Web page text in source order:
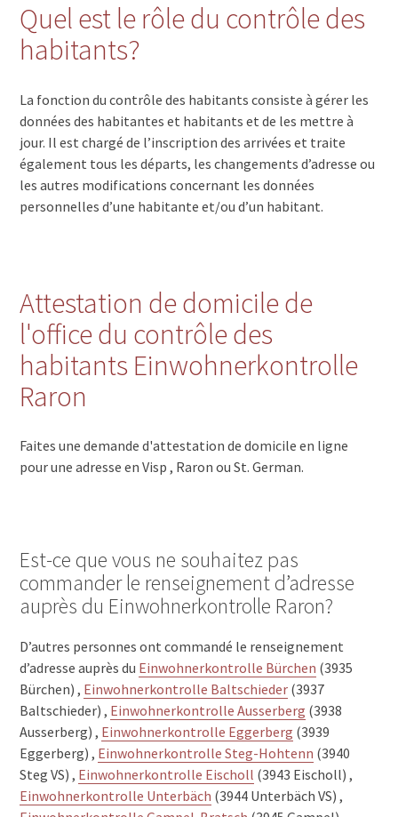
Quel est le rôle du contrôle des
habitants?
La fonction du contrôle des habitants consiste à gérer les
données des habitantes et habitants et de les mettre à
jour. Il est chargé de l’inscription des arrivées et traite
également tous les départs, les changements d’adresse ou
les autres modifications concernant les données
personnelles d’une habitante et/ou d’un habitant.
Attestation de domicile de
l'office du contrôle des
habitants Einwohnerkontrolle
Raron
Faites une demande d'attestation de domicile en ligne
pour une adresse en Visp , Raron ou St. German.
Est-ce que vous ne souhaitez pas
commander le renseignement d’adresse
auprès du Einwohnerkontrolle Raron?
D’autres personnes ont commandé le renseignement
d’adresse auprès du Einwohnerkontrolle Bürchen (3935
Bürchen) , Einwohnerkontrolle Baltschieder (3937
Baltschieder) , Einwohnerkontrolle Ausserberg (3938
Ausserberg) , Einwohnerkontrolle Eggerberg (3939
Eggerberg) , Einwohnerkontrolle Steg-Hohtenn (3940
Steg VS) , Einwohnerkontrolle Eischoll (3943 Eischoll) ,
Einwohnerkontrolle Unterbäch (3944 Unterbäch VS) ,